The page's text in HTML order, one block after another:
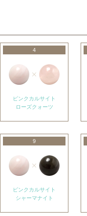
4
ピンクカルサイト
ローズクォーツ
9
ピンクカルサイト
シャーマナイト